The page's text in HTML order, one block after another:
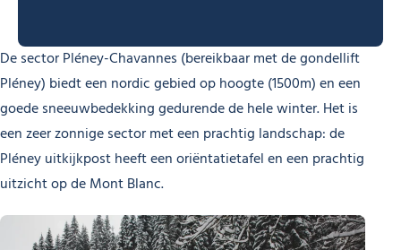
De sector Pléney-Chavannes (bereikbaar met de gondellift
Pléney) biedt een nordic gebied op hoogte (1500m) en een
goede sneeuwbedekking gedurende de hele winter. Het is
een zeer zonnige sector met een prachtig landschap: de
Pléney uitkijkpost heeft een oriëntatietafel en een prachtig
uitzicht op de Mont Blanc.